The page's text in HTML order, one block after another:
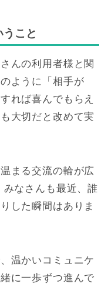
こと
んの利用者様と関
ように「相手が
れば喜んでもらえ
大切だと改めて実
まる交流の輪が広
なさんも最近、誰
した瞬間はありま
温かいコミュニケ
に一歩ずつ進んで